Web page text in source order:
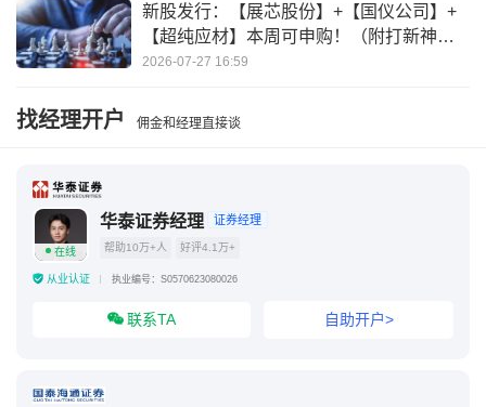
新股发行：【展芯股份】+【国仪公司】+
【超纯应材】本周可申购！（附打新神
器）
2026-07-27 16:59
找经理开户 佣金和经理直接谈
在线
华泰证券经理 证券经理
帮助10万+人 好评4.1万+
从业认证 执业编号：S0570623080026
联系TA 自助开户>